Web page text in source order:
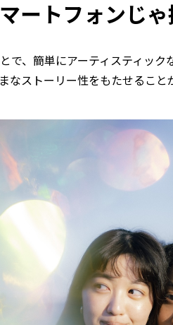
ートフォンじ
で、簡単にアーティスティッ
なストーリー性をもたせること